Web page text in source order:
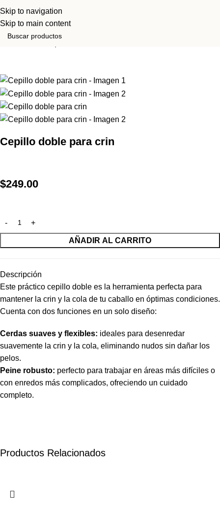
Skip to navigation
Skip to main content
Cepillo doble para crin
$249.00
AÑADIR AL CARRITO
Descripción
Este práctico cepillo doble es la herramienta perfecta para
mantener la crin y la cola de tu caballo en óptimas condiciones.
Cuenta con dos funciones en un solo diseño:
Cerdas suaves y flexibles: ideales para desenredar
suavemente la crin y la cola, eliminando nudos sin dañar los
pelos.
Peine robusto: perfecto para trabajar en áreas más difíciles o
con enredos más complicados, ofreciendo un cuidado
completo.
Productos Relacionados